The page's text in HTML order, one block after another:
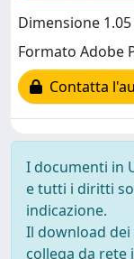
Dimensione
Formato Adobe
Contatta
I documenti in
e tutti i diritti
indicazione.
Il download
collega da rete